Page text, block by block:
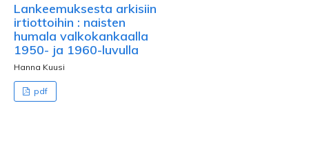
Lankeemuksesta arkisiin
irtiottoihin : naisten
humala valkokankaalla
1950- ja 1960-luvulla
Hanna Kuusi
pdf